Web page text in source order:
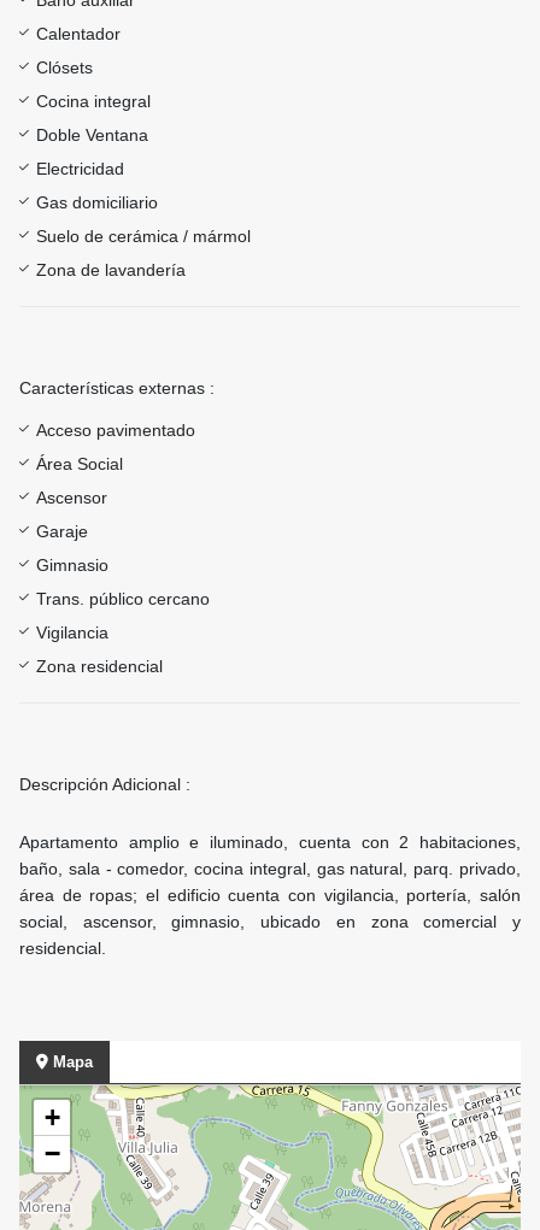
Calentador
Clósets
Cocina integral
Doble Ventana
Electricidad
Gas domiciliario
Suelo de cerámica / mármol
Zona de lavandería
Características externas :
Acceso pavimentado
Área Social
Ascensor
Garaje
Gimnasio
Trans. público cercano
Vigilancia
Zona residencial
Descripción Adicional :
Apartamento amplio e iluminado, cuenta con 2 habitaciones,
baño, sala - comedor, cocina integral, gas natural, parq. privado,
área de ropas; el edificio cuenta con vigilancia, portería, salón
social, ascensor, gimnasio, ubicado en zona comercial y
residencial.
Mapa
+
−